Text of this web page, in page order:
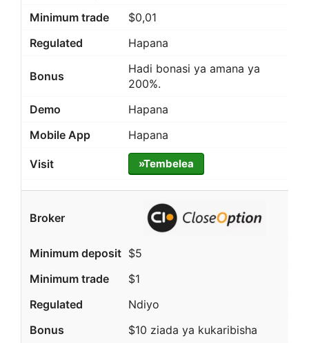
$0,01
Hapana
Hadi bonasi ya amana ya
200%.
Hapana
Hapana
»Tembelea
$5
$1
Ndiyo
$10 ziada ya kukaribisha